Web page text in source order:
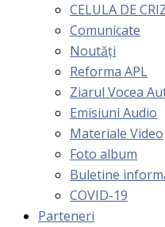
CELULA DE
Comunicate
Noutăți
Reforma APL
Ziarul Vocea
Emisiuni Audio
Materiale Video
Foto album
Buletine
COVID-19
Parteneri